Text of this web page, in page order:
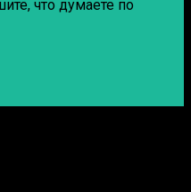
что думаете по